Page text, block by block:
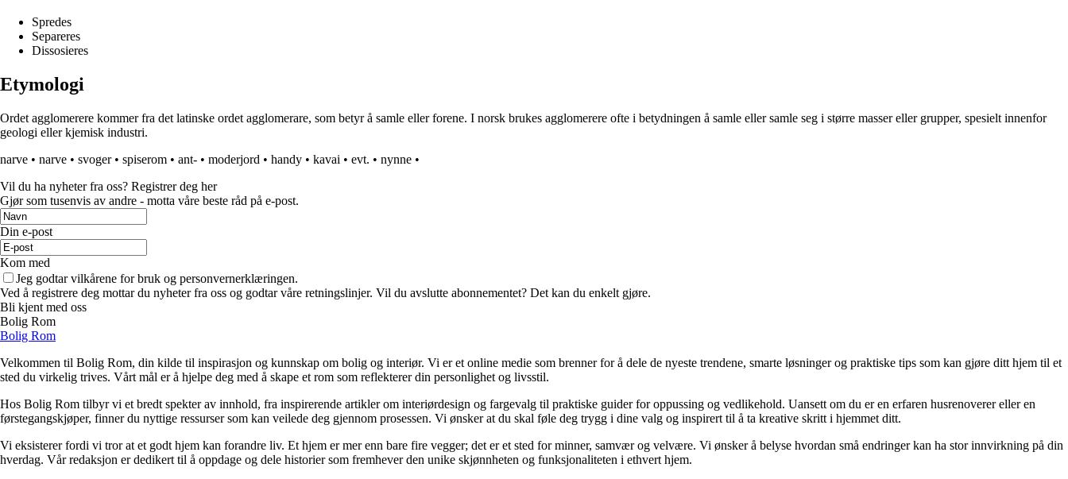
Spredes
Separeres
Dissosieres
Etymologi
Ordet agglomerere kommer fra det latinske ordet agglomerare, som betyr å samle eller forene. I norsk brukes agglomerere ofte i betydningen å samle eller samle seg i større masser eller grupper, spesielt innenfor
geologi eller kjemisk industri.
narve • narve • svoger• spiserom • ant- • moderjord • handy • kavai • evt. • nynne •
Vil du ha nyheter fra oss? Registrer deg her
Gjør som tusenvis av andre - motta våre beste råd på e-post.
Din e-post
Kom med
Jeg godtar vilkårene for bruk og personvernerklæringen.
Ved å registrere deg mottar du nyheter fra oss og godtar våre retningslinjer. Vil du avslutte abonnementet? Det kan du enkelt gjøre.
Bli kjent med oss
Bolig Rom
Bolig Rom
Velkommen til Bolig Rom, din kilde til inspirasjon og kunnskap om bolig og interiør. Vi er et online medie som brenner for å dele de nyeste trendene, smarte løsninger og praktiske tips som kan gjøre ditt hjem til et
sted du virkelig trives. Vårt mål er å hjelpe deg med å skape et rom som reflekterer din personlighet og livsstil.
Hos Bolig Rom tilbyr vi et bredt spekter av innhold, fra inspirerende artikler om interiørdesign og fargevalg til praktiske guider for oppussing og vedlikehold. Uansett om du er en erfaren husrenoverer eller en
førstegangskjøper, finner du nyttige ressurser som kan veilede deg gjennom prosessen. Vi ønsker at du skal føle deg trygg i dine valg og inspirert til å ta kreative skritt i hjemmet ditt.
Vi eksisterer fordi vi tror at et godt hjem kan forandre liv. Et hjem er mer enn bare fire vegger; det er et sted for minner, samvær og velvære. Vi ønsker å belyse hvordan små endringer kan ha stor innvirkning på din
hverdag. Vår redaksjon er dedikert til å oppdage og dele historier som fremhever den unike skjønnheten og funksjonaliteten i ethvert hjem.